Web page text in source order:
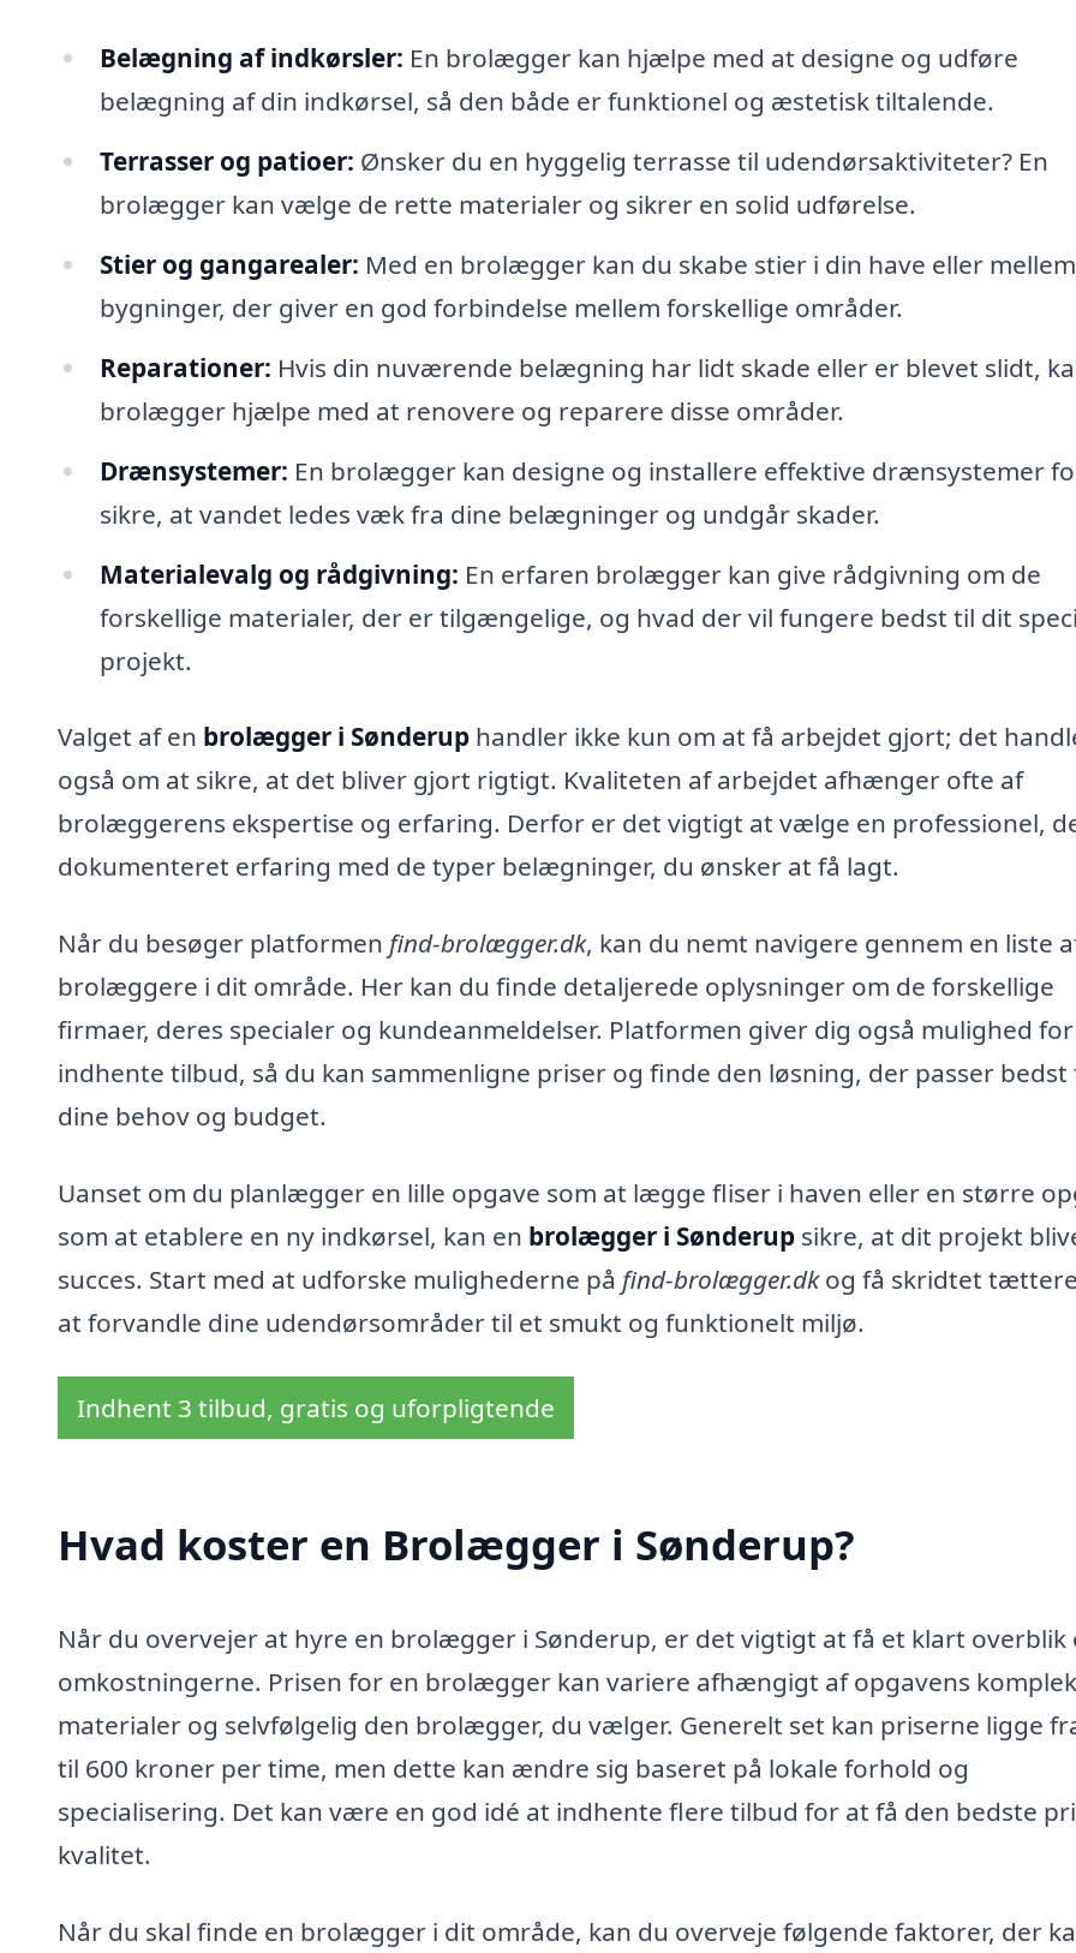
Belægning af indkørsler: En brolægger kan hjælpe med at designe og udføre
belægning af din indkørsel, så den både er funktionel og æstetisk tiltalende.
Terrasser og patioer: Ønsker du en hyggelig terrasse til udendørsaktiviteter? En
brolægger kan vælge de rette materialer og sikrer en solid udførelse.
Stier og gangarealer: Med en brolægger kan du skabe stier i din have eller mellem
bygninger, der giver en god forbindelse mellem forskellige områder.
Reparationer: Hvis din nuværende belægning har lidt skade eller er blevet slidt,
brolægger hjælpe med at renovere og reparere disse områder.
Drænsystemer: En brolægger kan designe og installere effektive drænsystemer
sikre, at vandet ledes væk fra dine belægninger og undgår skader.
Materialevalg og rådgivning: En erfaren brolægger kan give rådgivning om de
forskellige materialer, der er tilgængelige, og hvad der vil fungere bedst til dit
projekt.
Valget af en brolægger i Sønderup handler ikke kun om at få arbejdet gjort; det
også om at sikre, at det bliver gjort rigtigt. Kvaliteten af arbejdet afhænger ofte af
brolæggerens ekspertise og erfaring. Derfor er det vigtigt at vælge en professionel,
dokumenteret erfaring med de typer belægninger, du ønsker at få lagt.
Når du besøger platformen find-brolægger.dk, kan du nemt navigere gennem en liste
brolæggere i dit område. Her kan du finde detaljerede oplysninger om de forskellige
firmaer, deres specialer og kundeanmeldelser. Platformen giver dig også mulighed
indhente tilbud, så du kan sammenligne priser og finde den løsning, der passer bedst
dine behov og budget.
Uanset om du planlægger en lille opgave som at lægge fliser i haven eller en større
som at etablere en ny indkørsel, kan en brolægger i Sønderup sikre, at dit projekt
succes. Start med at udforske mulighederne på find-brolægger.dkog få skridtet
at forvandle dine udendørsområder til et smukt og funktionelt miljø.
Indhent 3 tilbud, gratis og uforpligtende
Hvad koster en Brolægger i Sønderup?
Når du overvejer at hyre en brolægger i Sønderup, er det vigtigt at få et klart overblik
omkostningerne. Prisen for en brolægger kan variere afhængigt af opgavens
materialer og selvfølgelig den brolægger, du vælger. Generelt set kan priserne ligge
til 600 kroner per time, men dette kan ændre sig baseret på lokale forhold og
specialisering. Det kan være en god idé at indhente flere tilbud for at få den bedste
kvalitet.
Når du skal finde en brolægger i dit område, kan du overveje følgende faktorer, der